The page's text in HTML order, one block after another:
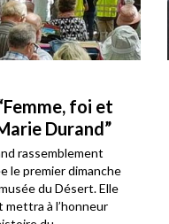
À la découverte
Un pas de côté
L’été est souvent
différent, parfois
celui de son
découverte de
de regarder la vie